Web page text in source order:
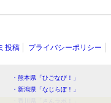
投稿 プライバシーポリシー
・熊本県「ひごなび！」
・新潟県「なじらぼ！」